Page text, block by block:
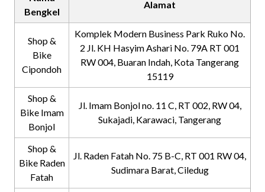
Bengkel
Alamat
Shop &
Bike
Cipondoh
Komplek Modern Business Park Ruko No.
2 Jl. KH Hasyim Ashari No. 79A RT 001
RW 004, Buaran Indah, Kota Tangerang
15119
Shop &
Bike Imam
Bonjol
Jl. Imam Bonjol no. 11 C, RT 002, RW 04,
Sukajadi, Karawaci, Tangerang
Shop &
Bike Raden
Fatah
Jl. Raden Fatah No. 75 B-C, RT 001 RW 04,
Sudimara Barat, Ciledug